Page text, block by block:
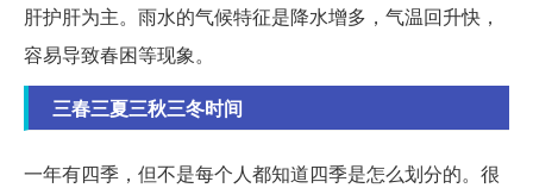
肝护肝为主。雨水的气候特征是降水增多，气温回升快，
容易导致春困等现象。
三春三夏三秋三冬时间
一年有四季，但不是每个人都知道四季是怎么划分的。很